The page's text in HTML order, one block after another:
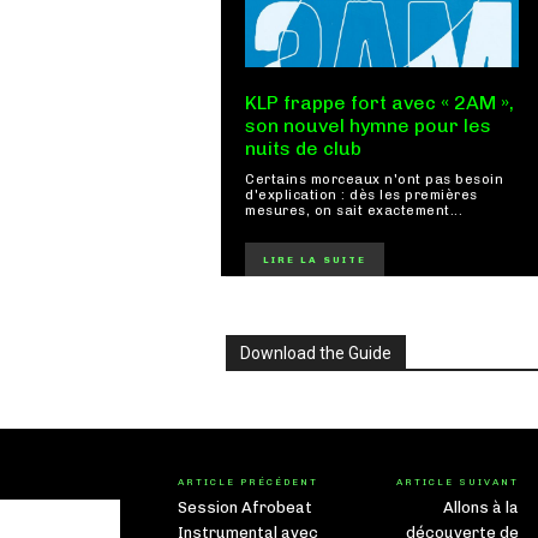
KLP frappe fort avec « 2AM »,
son nouvel hymne pour les
nuits de club
Certains morceaux n'ont pas besoin
d'explication : dès les premières
mesures, on sait exactement...
LIRE LA SUITE
Download the Guide
ARTICLE PRÉCÉDENT
Session Afrobeat
Instrumental avec
ARTICLE SUIVANT
Allons à la
découverte de